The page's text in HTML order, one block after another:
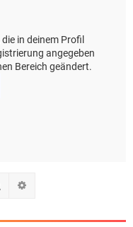
in deinem Profil
angegeben
Bereich geändert.
Suche